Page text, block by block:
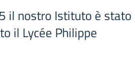
il nostro Istituto è stato
il Lycée Philippe